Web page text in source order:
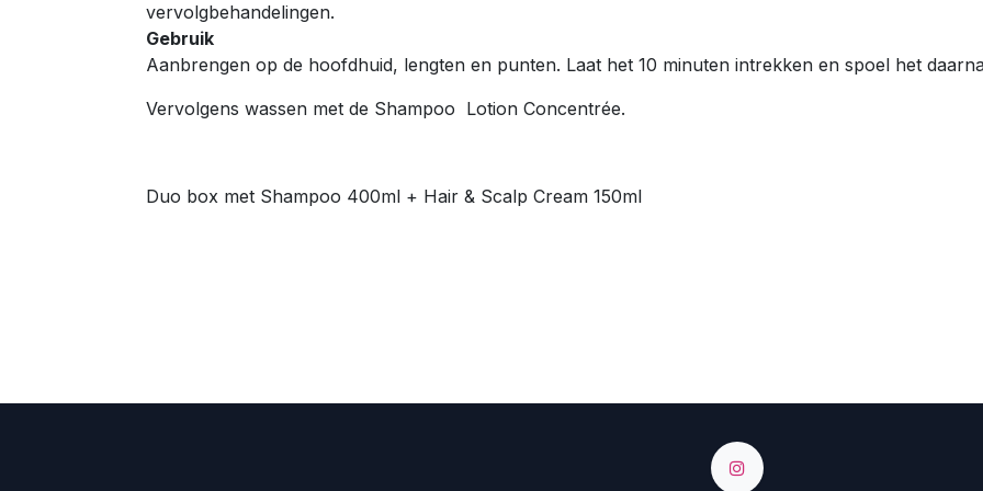
vervolgbehandelingen.
Gebruik
Aanbrengen op de hoofdhuid, lengten en punten. Laat het 10 minuten intrekken en spoel het
Vervolgens wassen met de Shampoo Lotion Concentrée.
Duo box met Shampoo 400ml + Hair & Scalp Cream 150ml